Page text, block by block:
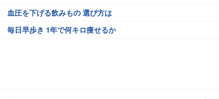
血圧を下げる飲みもの 選び方は
毎日早歩き 1年で何キロ痩せるか